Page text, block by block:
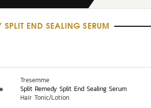
SPLIT END SEALING SERUM
Tresemme
Split Remedy Split End Sealing Serum
Hair Tonic/Lotion